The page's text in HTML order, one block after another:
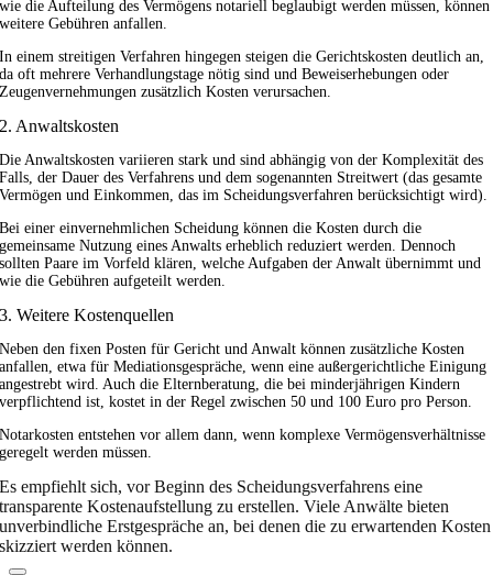
wie die Aufteilung des Vermögens notariell beglaubigt werden müssen, können
weitere Gebühren anfallen.
In einem streitigen Verfahren hingegen steigen die Gerichtskosten deutlich an,
da oft mehrere Verhandlungstage nötig sind und Beweiserhebungen oder
Zeugenvernehmungen zusätzlich Kosten verursachen.
2. Anwaltskosten
Die Anwaltskosten variieren stark und sind abhängig von der Komplexität des
Falls, der Dauer des Verfahrens und dem sogenannten Streitwert (das gesamte
Vermögen und Einkommen, das im Scheidungsverfahren berücksichtigt wird).
Bei einer einvernehmlichen Scheidung können die Kosten durch die
gemeinsame Nutzung eines Anwalts erheblich reduziert werden. Dennoch
sollten Paare im Vorfeld klären, welche Aufgaben der Anwalt übernimmt und
wie die Gebühren aufgeteilt werden.
3. Weitere Kostenquellen
Neben den fixen Posten für Gericht und Anwalt können zusätzliche Kosten
anfallen, etwa für Mediationsgespräche, wenn eine außergerichtliche Einigung
angestrebt wird. Auch die Elternberatung, die bei minderjährigen Kindern
verpflichtend ist, kostet in der Regel zwischen 50 und 100 Euro pro Person.
Notarkosten entstehen vor allem dann, wenn komplexe Vermögensverhältnisse
geregelt werden müssen.
Es empfiehlt sich, vor Beginn des Scheidungsverfahrens eine
transparente Kostenaufstellung zu erstellen. Viele Anwälte bieten
unverbindliche Erstgespräche an, bei denen die zu erwartenden Kosten
skizziert werden können.